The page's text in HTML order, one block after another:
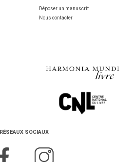
Déposer un manuscrit
Nous contacter
RÉSEAUX SOCIAUX